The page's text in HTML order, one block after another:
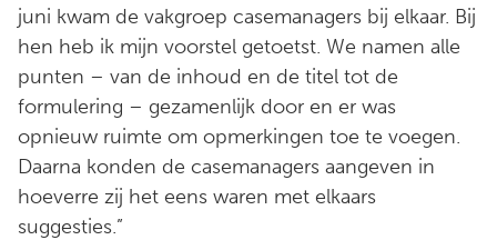
juni kwam de vakgroep casemanagers bij elkaar. Bij
hen heb ik mijn voorstel getoetst. We namen alle
punten – van de inhoud en de titel tot de
formulering – gezamenlijk door en er was
opnieuw ruimte om opmerkingen toe te voegen.
Daarna konden de casemanagers aangeven in
hoeverre zij het eens waren met elkaars
suggesties.”